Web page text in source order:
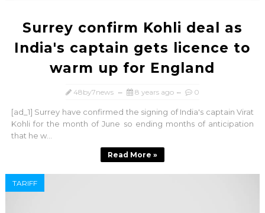
Surrey confirm Kohli deal as
India's captain gets licence to
warm up for England
48by7news 8 years ago 0
[ad_1] Surrey have confirmed the signing of India's captain Virat
Kohli for the month of June so ending months of anticipation
that he w...
Read More »
TARIFF